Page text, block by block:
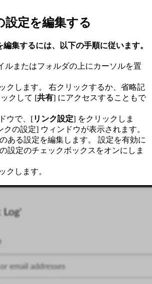
設定を編集する
集するには、以下の手順に従います。
ルまたはフォルダの上にカーソルを置
クします。 右クリックするか、省略記
クして [共有] にアクセスすることもで
ウで、[リンク設定] をクリックしま
クの設定] ウィンドウが表示されます。
ある設定を編集します。 設定を有効に
設定のチェックボックスをオンにしま
クします。